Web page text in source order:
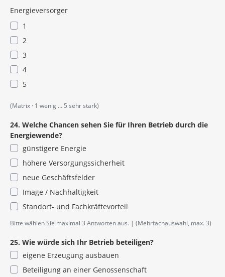
Energieversorger
1
2
3
4
5
(Matrix · 1 wenig … 5 sehr stark)
24. Welche Chancen sehen Sie für Ihren Betrieb durch die
Energiewende?
günstigere Energie
höhere Versorgungssicherheit
neue Geschäftsfelder
Image / Nachhaltigkeit
Standort- und Fachkräftevorteil
Bitte wählen Sie maximal 3 Antworten aus. (Mehrfachauswahl, max. 3)
25. Wie würde sich Ihr Betrieb beteiligen?
eigene Erzeugung ausbauen
Beteiligung an einer Genossenschaft